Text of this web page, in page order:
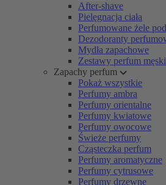
After-shave
Pielęgnacja ciała
Perfumowane żele
Dezodoranty
Mydła zapachowe
Zestawy perfum
Zapachy perfum
Pokaż wszystkie
Perfumy ambra
Perfumy orientalne
Perfumy kwiatowe
Perfumy owocowe
Świeże perfumy
Cząsteczka perfum
Perfumy aromatyczne
Perfumy cytrusowe
Perfumy drzewne